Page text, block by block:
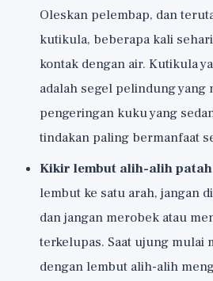
Oleskan pelembap, dan
kutikula, beberapa kali
kontak dengan air. Kutikula
adalah segel pelindung yang
pengeringan kuku yang
tindakan paling bermanfaat
Kikir lembut alih-alih
lembut ke satu arah, jangan
dan jangan merobek atau
terkelupas. Saat ujung mulai
dengan lembut alih-alih